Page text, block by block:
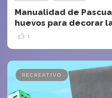
Manualidad de
huevos para decorar
1
RECREATIVO